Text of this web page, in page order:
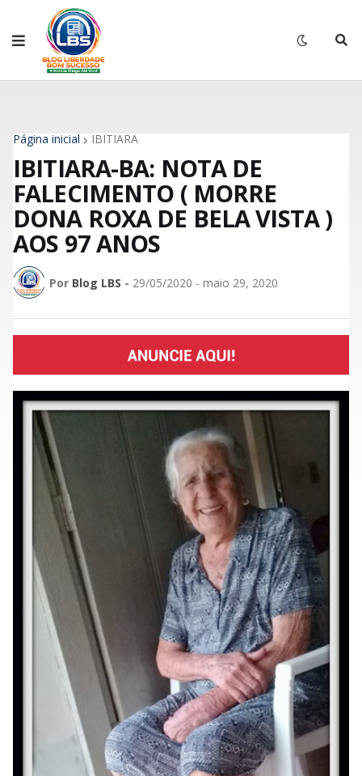
Página inicial IBITIARA
IBITIARA-BA: NOTA DE
FALECIMENTO ( MORRE
DONA ROXA DE BELA VISTA )
AOS 97 ANOS
Por Blog LBS - 29/05/2020 - maio 29, 2020